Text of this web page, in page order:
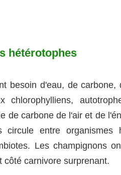
hétérotophes
besoin d'eau, de
chlorophylliens,
de carbone de l'air et de
entre organismes
Les champignons
côté carnivore surprenant.